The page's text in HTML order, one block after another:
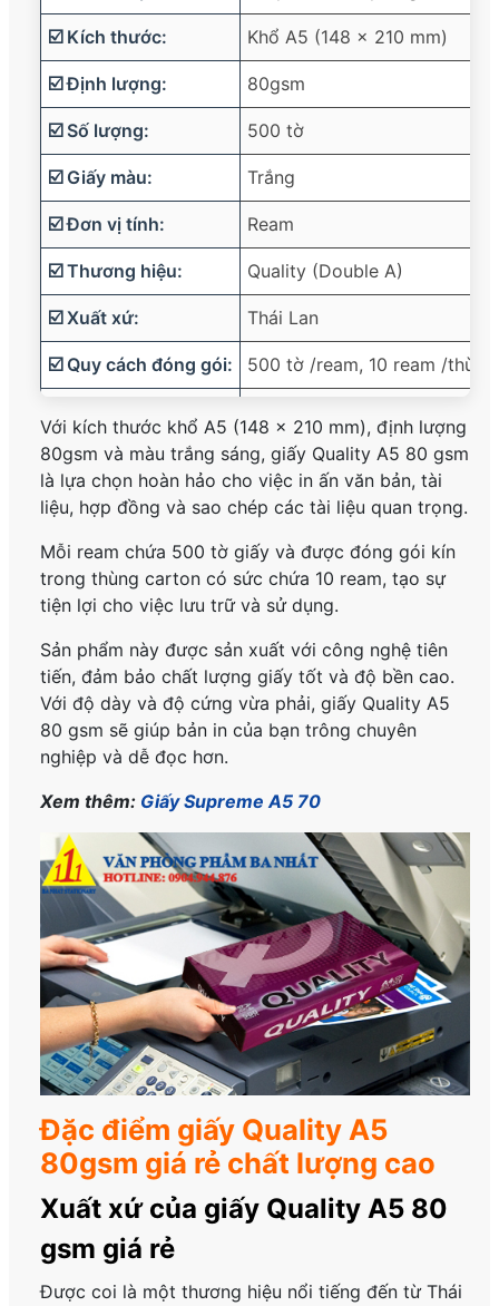
☑️ Kích thước: Khổ A5 (148 x 210 mm)
☑️ Định lượng: 80gsm
☑️ Số lượng: 500 tờ
☑️ Giấy màu: Trắng
☑️ Đơn vị tính: Ream
☑️ Thương hiệu: Quality (Double A)
☑️ Xuất xứ: Thái Lan
☑️ Quy cách đóng gói: 500 tờ /ream, 10 ream /thùng
☑️ Trọng lượng: Khoảng 1.2kg /ream, 12kg /
Với kích thước khổ A5 (148 x 210 mm), định lượng
80gsm và màu trắng sáng, giấy Quality A5 80 gsm
là lựa chọn hoàn hảo cho việc in ấn văn bản, tài
liệu, hợp đồng và sao chép các tài liệu quan trọng.
Mỗi ream chứa 500 tờ giấy và được đóng gói kín
trong thùng carton có sức chứa 10 ream, tạo sự
tiện lợi cho việc lưu trữ và sử dụng.
Sản phẩm này được sản xuất với công nghệ tiên
tiến, đảm bảo chất lượng giấy tốt và độ bền cao.
Với độ dày và độ cứng vừa phải, giấy Quality A5
80 gsm sẽ giúp bản in của bạn trông chuyên
nghiệp và dễ đọc hơn.
Xem thêm: Giấy Supreme A5 70
Đặc điểm giấy Quality A5
80gsm giá rẻ chất lượng cao
Xuất xứ của giấy Quality A5 80
gsm giá rẻ
Được coi là một thương hiệu nổi tiếng đến từ Thái